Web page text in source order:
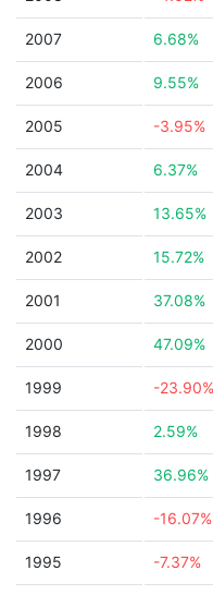
2007 6.68%
2006 9.55%
2005 -3.95%
2004 6.37%
2003 13.65%
2002 15.72%
2001 37.08%
2000 47.09%
1999 -23.90%
1998 2.59%
1997 36.96%
1996 -16.07%
1995 -7.37%